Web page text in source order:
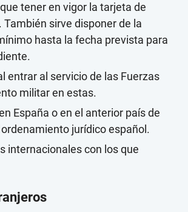
tener en vigor la tarjeta de
sirve disponer de la
hasta la fecha prevista para
entrar al servicio de las Fuerzas
militar en estas.
España o en el anterior país de
jurídico español.
internacionales con los que